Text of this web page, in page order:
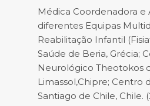
Médica Coordenadora e
diferentes Equipas
Reabilitação Infantil
Saúde de Beria, Grécia;
Neurológico Theotokos
Limassol,Chipre; Centro
Santiago de Chile, Chile.